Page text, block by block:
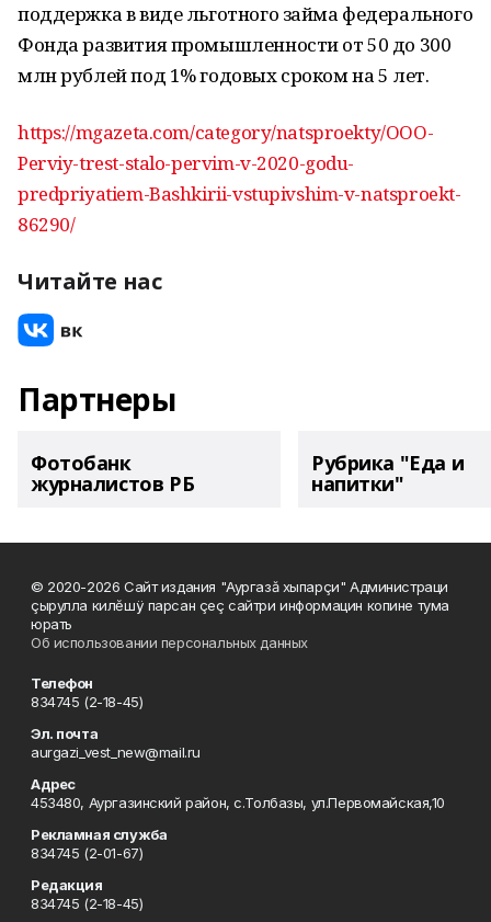
поддержка в виде льготного займа федерального
Фонда развития промышленности от 50 до 300
млн рублей под 1% годовых сроком на 5 лет.
https://mgazeta.com/category/natsproekty/OOO-
Perviy-trest-stalo-pervim-v-2020-godu-
predpriyatiem-Bashkirii-vstupivshim-v-natsproekt-
86290/
Читайте нас
Партнеры
Фотобанк
журналистов РБ
Рубрика "Еда и
напитки"
© 2020-2026 Сайт издания "Аургазă хыпарçи" Администраци
çырулла килĕшÿ парсан çеç сайтри информацин копине тума
юрать
Об использовании персональных данных
Телефон
834745 (2-18-45)
Эл. почта
aurgazi_vest_new@mail.ru
Адрес
453480, Аургазинский район, с.Толбазы, ул.Первомайская,10
Рекламная служба
834745 (2-01-67)
Редакция
834745 (2-18-45)